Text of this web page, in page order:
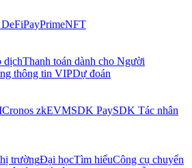
DeFiPayPrimeNFT
dịchThanh toán dành cho Người
thông tin VIPDự đoán
Cronos zkEVMSDK PaySDK Tác nhân
trườngĐại họcTìm hiểuCông cụ chuyển